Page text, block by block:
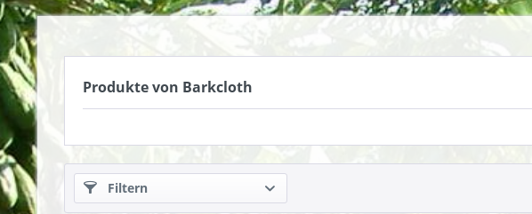
Produkte von Barkcloth
Filtern